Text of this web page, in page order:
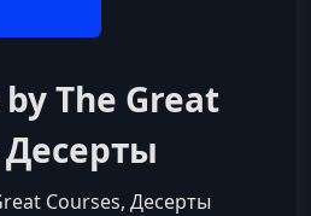
The Great
Courses, Десерты